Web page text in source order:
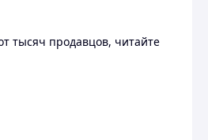
тысяч продавцов, читайте